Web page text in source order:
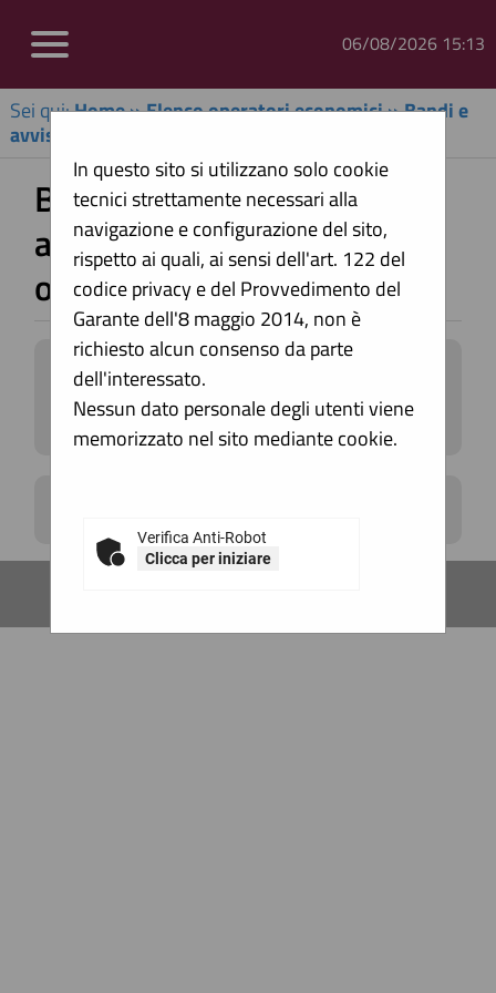
06/08/2026 15:13
Sei qui:Home»Elenco operatori economici»Bandi e
avvisi d'iscrizione archiviati
In questo sito si utilizzano solo cookie
tecnici strettamente necessari alla
navigazione e configurazione del sito,
rispetto ai quali, ai sensi dell'art. 122 del
codice privacy e del Provvedimento del
Garante dell'8 maggio 2014, non è
richiesto alcun consenso da parte
dell'interessato.
Nessun dato personale degli utenti viene
memorizzato nel sito mediante cookie.
Verifica Anti-Robot
Clicca per iniziare
Bandi e avvisi d'iscrizione
archiviati per elenchi
operatori economici
Elenco dei bandi d'iscrizione archiviati
per gli elenchi operatori.